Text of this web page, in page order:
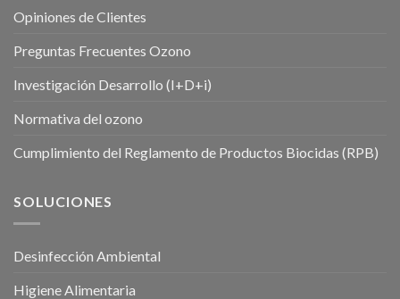
Opiniones de Clientes
Preguntas Frecuentes Ozono
Investigación Desarrollo (I+D+i)
Normativa del ozono
Cumplimiento del Reglamento de Productos Biocidas (RPB)
SOLUCIONES
Desinfección Ambiental
Higiene Alimentaria